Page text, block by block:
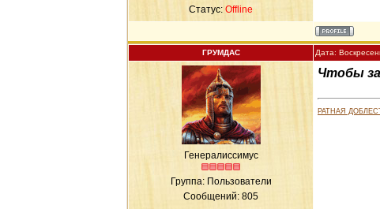
Статус: Offline
ГРУМДАС Дата:
Генералиссимус
Группа: Пользователи
Сообщений: 805
Чтобы
РАТНАЯ